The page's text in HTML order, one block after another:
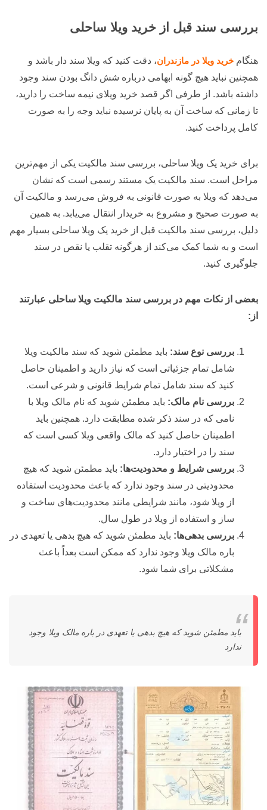
بررسی سند قبل از خرید ویلا ساحلی
هنگام خرید ویلا در مازندران، دقت کنید که ویلا سند دار باشد و
همچنین نباید هیچ گونه ابهامی درباره شش دانگ بودن سند وجود
داشته باشد. از طرفی اگر قصد خرید ویلای نیمه ساخت را دارید،
تا زمانی که ساخت آن به پایان نرسیده نباید وجه را به صورت
کامل پرداخت کنید.
برای خرید یک ویلا ساحلی، بررسی سند مالکیت یکی از مهم‌ترین
مراحل است. سند مالکیت یک مستند رسمی است که نشان
می‌دهد که ویلا به صورت قانونی به فروش می‌رسد و مالکیت آن
به صورت صحیح و مشروع به خریدار انتقال می‌یابد. به همین
دلیل، بررسی سند مالکیت قبل از خرید یک ویلا ساحلی بسیار مهم
است و به شما کمک می‌کند از هرگونه تقلب یا نقص در سند
جلوگیری کنید.
بعضی از نکات مهم در بررسی سند مالکیت ویلا ساحلی عبارتند
از:
بررسی نوع سند: باید مطمئن شوید که سند مالکیت ویلا
شامل تمام جزئیاتی است که نیاز دارید و اطمینان حاصل
کنید که سند شامل تمام شرایط قانونی و شرعی است.
بررسی نام مالک: باید مطمئن شوید که نام مالک ویلا با
نامی که در سند ذکر شده مطابقت دارد. همچنین باید
اطمینان حاصل کنید که مالک واقعی ویلا کسی است که
سند را در اختیار دارد.
بررسی شرایط و محدودیت‌ها: باید مطمئن شوید که هیچ
محدودیتی در سند وجود ندارد که باعث محدودیت استفاده
از ویلا شود، مانند شرایطی مانند محدودیت‌های ساخت و
ساز و استفاده از ویلا در طول سال.
بررسی بدهی‌ها: باید مطمئن شوید که هیچ بدهی یا تعهدی در
باره مالک ویلا وجود ندارد که ممکن است بعداً باعث
مشکلاتی برای شما شود.
باید مطمئن شوید که هیچ بدهی یا تعهدی در باره مالک ویلا وجود
ندارد